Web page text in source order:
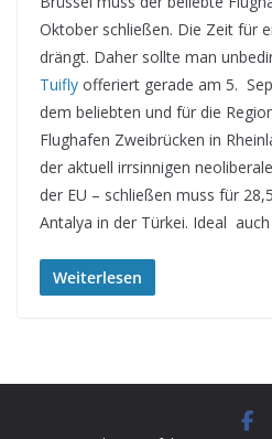
Oktober schließen. Die Zeit für
drängt. Daher sollte man
Tuifly offeriert gerade am 5.
dem beliebten und für die
Flughafen Zweibrücken in
der aktuell irrsinnigen
der EU – schließen muss für
Antalya in der Türkei. Ideal
Weiterlesen